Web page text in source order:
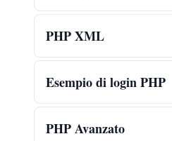
PHP XML
Esempio di login PHP
PHP Avanzato